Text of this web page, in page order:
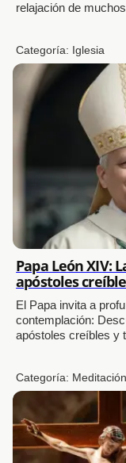
relajación de
Categoría: Iglesia
Papa León XIV:
apóstoles
El Papa invita a
contemplación:
apóstoles creíbles y
Categoría: Meditación